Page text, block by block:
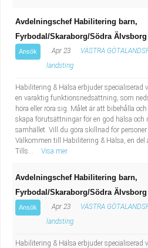
Avdelningschef Habilitering barn,
Fyrbodal/Skaraborg/Södra Älvsborg
Ansök Apr 23 VÄSTRA
landsting
Habilitering & Hälsa erbjuder specialiserad
en varaktig funktionsnedsättning; som
höra eller röra sig. Målet är att bibehålla
skapa förutsättningar för en god hälsa
samhället. Vill du göra skillnad för
Välkommen till Habilitering & Hälsa, en del
Tills...
Visa mer
Avdelningschef Habilitering barn,
Fyrbodal/Skaraborg/Södra Älvsborg
Ansök Apr 23 VÄSTRA
landsting
Habilitering & Hälsa erbjuder specialiserad